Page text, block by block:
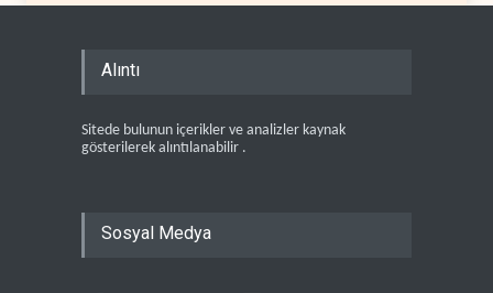
Alıntı
Sitede bulunun içerikler ve analizler kaynak
gösterilerek alıntılanabilir .
Sosyal Medya